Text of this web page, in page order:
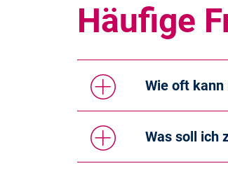
Häufige
Wie oft kann
Was soll ich